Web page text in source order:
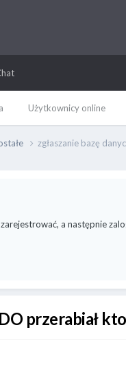
Użytkownicy online
zgłaszanie bazę
a następnie
przerabiał